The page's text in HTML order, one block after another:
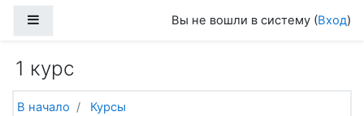
Вы не вошли в систему (Вход)
1 курс
В начало
Курсы